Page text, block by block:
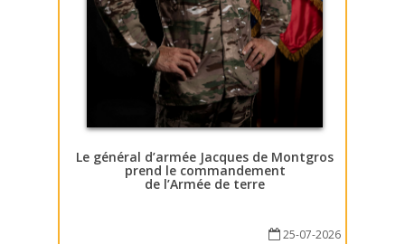
Le général d’armée Jacques de Montgros
prend le commandement
de l’Armée de terre
25-07-2026